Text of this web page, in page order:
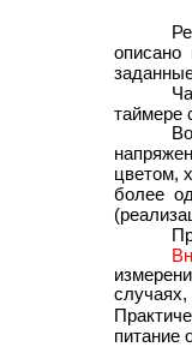
таймере
цветом,
более
питание